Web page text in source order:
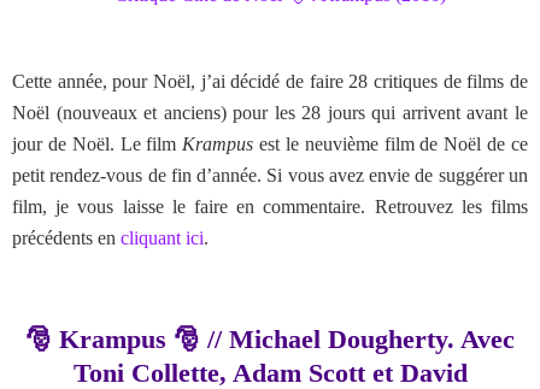
Cette année, pour Noël, j’ai décidé de faire 28 critiques de films de
Noël (nouveaux et anciens) pour les 28 jours qui arrivent avant le
jour de Noël. Le film Krampus est le neuvième film de Noël de ce
petit rendez-vous de fin d’année. Si vous avez envie de suggérer un
film, je vous laisse le faire en commentaire. Retrouvez les films
précédents en cliquant ici.
🎅 Krampus 🎅 // Michael Dougherty. Avec
Toni Collette, Adam Scott et David